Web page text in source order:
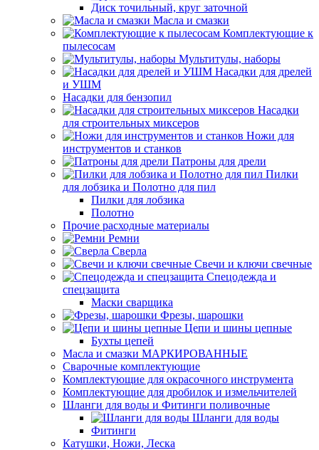
Диск точильный, круг заточной
Масла и смазки
Комплектующие к
пылесосам
Мультитулы, наборы
Насадки для дрелей
и УШМ
Насадки для бензопил
Насадки
для строительных миксеров
Ножи для
инструментов и станков
Патроны для дрели
Пилки
для лобзика и Полотно для пил
Пилки для лобзика
Полотно
Прочие расходные материалы
Ремни
Сверла
Свечи и ключи свечные
Спецодежда и
спецзащита
Маски сварщика
Фрезы, шарошки
Цепи и шины цепные
Бухты цепей
Масла и смазки МАРКИРОВАННЫЕ
Сварочные комплектующие
Комплектующие для окрасочного инструмента
Комплектующие для дробилок и измельчителей
Шланги для воды и Фитинги поливочные
Шланги для воды
Фитинги
Катушки, Ножи, Леска